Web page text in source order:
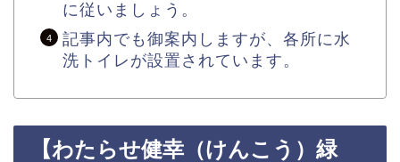
に従いましょう。
記事内でも御案内しますが、各所に水
洗トイレが設置されています。
【わたらせ健幸（けんこう）緑